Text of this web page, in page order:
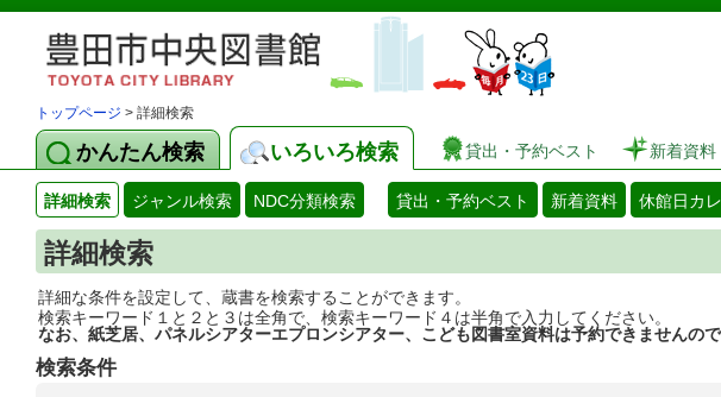
図書館 蔵書検索・
トップページ > 詳細検索
かんたん検索 いろいろ検索 貸出・予約ベスト 新着資料
詳細検索 ジャンル検索 NDC分類検索 貸出・予約ベスト 新着資料 休館日カ
詳細検索
詳細な条件を設定して、蔵書を検索することができます。
検索キーワード１と２と３は全角で、検索キーワード４は半角で入力してください。
なお、紙芝居、パネルシアターエプロンシアター、こども図書室資料は予約できませんので
検索条件